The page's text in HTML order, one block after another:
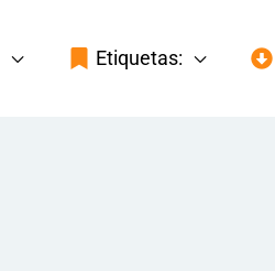
Etiquetas: